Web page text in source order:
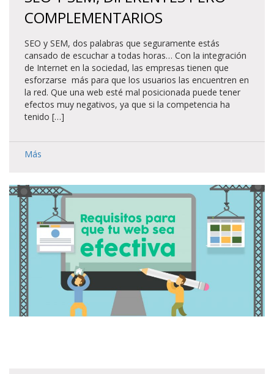
COMPLEMENTARIOS
SEO y SEM, dos palabras que seguramente estás
cansado de escuchar a todas horas… Con la integración
de Internet en la sociedad, las empresas tienen que
esforzarse más para que los usuarios las encuentren en
la red. Que una web esté mal posicionada puede tener
efectos muy negativos, ya que si la competencia ha
tenido […]
Más